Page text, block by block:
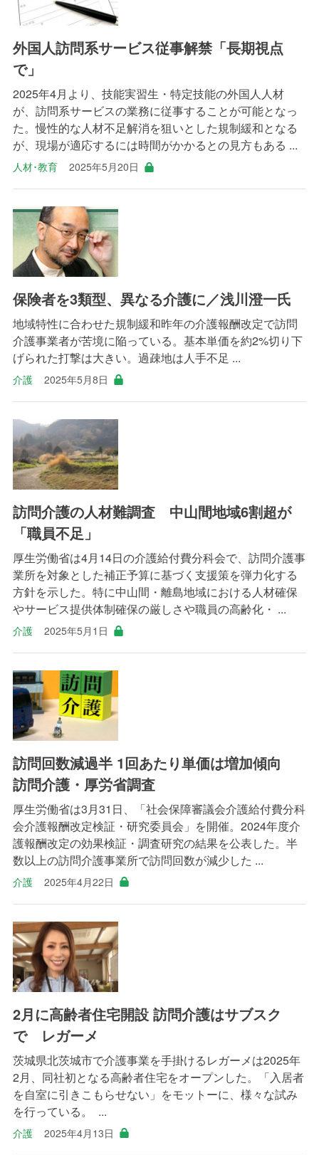
外国人訪問系サービス従事解禁「長期視点
で」
2025年4月より、技能実習生・特定技能の外国人人材
が、訪問系サービスの業務に従事することが可能となっ
た。慢性的な人材不足解消を狙いとした規制緩和となる
が、現場が適応するには時間がかかるとの見方もある ...
人材･教育 2025年5月20日
保険者を3類型、異なる介護に／浅川澄一氏
地域特性に合わせた規制緩和昨年の介護報酬改定で訪問
介護事業者が苦境に陥っている。基本単価を約2%切り下
げられた打撃は大きい。過疎地は人手不足 ...
介護 2025年5月8日
訪問介護の人材難調査 中山間地域6割超が
「職員不足」
厚生労働省は4月14日の介護給付費分科会で、訪問介護事
業所を対象とした補正予算に基づく支援策を弾力化する
方針を示した。特に中山間・離島地域における人材確保
やサービス提供体制確保の厳しさや職員の高齢化・ ...
介護 2025年5月1日
訪問回数減過半 1回あたり単価は増加傾向
訪問介護・厚労省調査
厚生労働省は3月31日、「社会保障審議会介護給付費分科
会介護報酬改定検証・研究委員会」を開催。2024年度介
護報酬改定の効果検証・調査研究の結果を公表した。半
数以上の訪問介護事業所で訪問回数が減少した ...
介護 2025年4月22日
2月に高齢者住宅開設 訪問介護はサブスク
で レガーメ
茨城県北茨城市で介護事業を手掛けるレガーメは2025年
2月、同社初となる高齢者住宅をオープンした。「入居者
を自室に引きこもらせない」をモットーに、様々な試み
を行っている。 ...
介護 2025年4月13日